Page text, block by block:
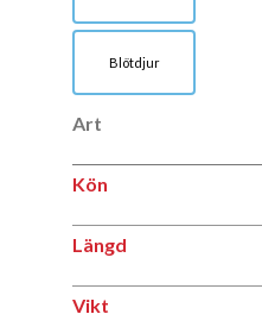
Blötdjur
Art
Art
Kön
Kön
Längd
Längd
Vikt
Vikt